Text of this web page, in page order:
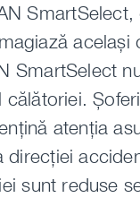
SmartSelect
atenția
direcției
sunt reduse